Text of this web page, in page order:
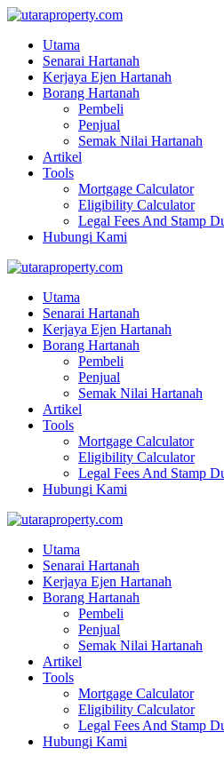
Utama
Senarai Hartanah
Kerjaya Ejen Hartanah
Borang Hartanah
Pembeli
Penjual
Semak Nilai Hartanah
Artikel
Tools
Mortgage Calculator
Eligibility Calculator
Legal Fees And Stamp
Hubungi Kami
Utama
Senarai Hartanah
Kerjaya Ejen Hartanah
Borang Hartanah
Pembeli
Penjual
Semak Nilai Hartanah
Artikel
Tools
Mortgage Calculator
Eligibility Calculator
Legal Fees And Stamp
Hubungi Kami
Utama
Senarai Hartanah
Kerjaya Ejen Hartanah
Borang Hartanah
Pembeli
Penjual
Semak Nilai Hartanah
Artikel
Tools
Mortgage Calculator
Eligibility Calculator
Legal Fees And Stamp
Hubungi Kami